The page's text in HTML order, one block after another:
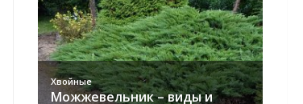
Хвойные
Можжевельник – виды и